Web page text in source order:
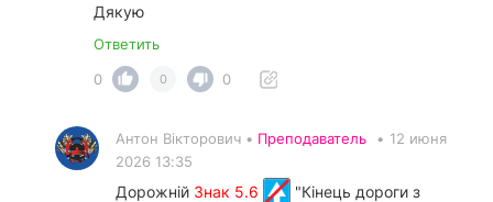
Дякую
Ответить
0
0 0
Антон Вікторович • Преподаватель • 12 июня
2026 13:35
Дорожній Знак 5.6
"Кінець дороги з